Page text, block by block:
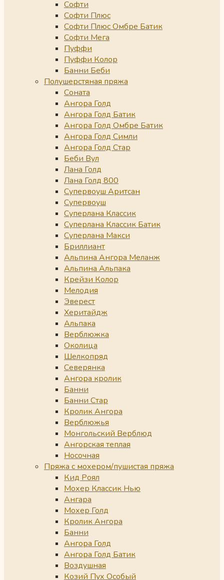
Софти
Софти Плюс
Софти Плюс Омбре Батик
Софти Мега
Пуффи
Пуффи Колор
Банни Беби
Полушерстяная пряжа
Соната
Ангора Голд
Ангора Голд Батик
Ангора Голд Омбре Батик
Ангора Голд Симли
Ангора Голд Стар
Беби Вул
Лана Голд
Лана Голд 800
Супервоуш Аритсан
Супервоуш
Суперлана Классик
Суперлана Классик Батик
Суперлана Макси
Бриллиант
Альпина Ангора Меланж
Альпина Альпака
Крейзи Колор
Мелодия
Эверест
Херитайдж
Альпака
Верблюжка
Околица
Шелкопряд
Северянка
Ангора кролик
Банни
Банни Стар
Кролик Ангора
Верблюжья
Монгольский Верблюд
Ангорская теплая
Носочная
Пряжа с мохером/пушистая пряжа
Кид Роял
Мохер Классик Нью
Ангара
Мохер Голд
Кролик Ангора
Банни
Ангора Голд
Ангора Голд Батик
Воздушная
Козий Пух Особый